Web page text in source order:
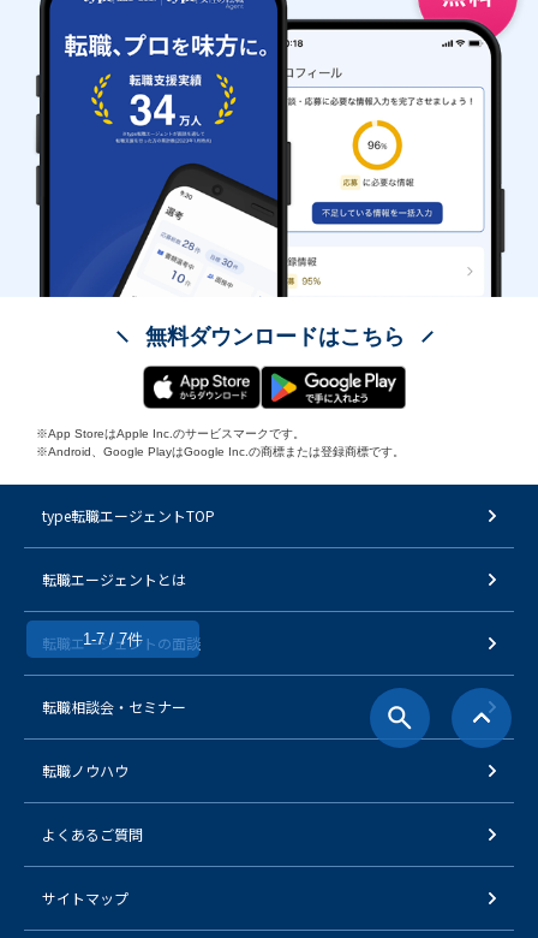
1-7 / 7件
無料ダウンロードはこちら
※App StoreはApple Inc.のサービスマークです。
※Android、Google PlayはGoogle Inc.の商標または登録商標です。
type転職エージェントTOP
転職エージェントとは
転職エージェントの面談
転職相談会・セミナー
転職ノウハウ
よくあるご質問
サイトマップ